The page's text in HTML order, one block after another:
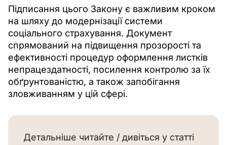
Підписання цього Закону є важливим кроком
на шляху до модернізації системи
соціального страхування. Документ
спрямований на підвищення прозорості та
ефективності процедур оформлення листків
непрацездатності, посилення контролю за їх
обґрунтованістю, а також запобігання
зловживанням у цій сфері.
Детальніше читайте / дивіться у статті